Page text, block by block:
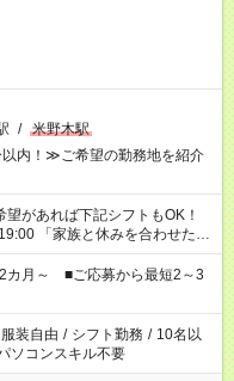
/ 米野木駅
内！≫ご希望の勤務地を紹介
わせた
したい」 「できれば残業はし
ね。 ※Wワーク希望
勤務時間と、もう1つのお仕事
える場合は応募できません。
2カ月～ ■ご応募から最短2～3
服装自由 / シフト勤務 / 10名以
ソコンスキル不要